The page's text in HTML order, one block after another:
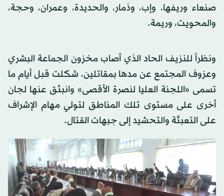
صنعاء وريفها، وإب، وذمار، والحديدة، وعمران، وحجة،
والمحويت، وريمة.
ونظراً للنزيف الحاد الذي أصاب مخزون الجماعة البشري
وعزوف المجتمع عن مدها بمقاتلين، شكلت قبل أيام ما
تسمى «اللجنة العليا لنصرة الأقصى» وانبثق عنها لجان
أخرى على مستوى تلك المناطق لتولي مهام الإشراف
على التعبئة والتحشيد إلى جبهات القتال.